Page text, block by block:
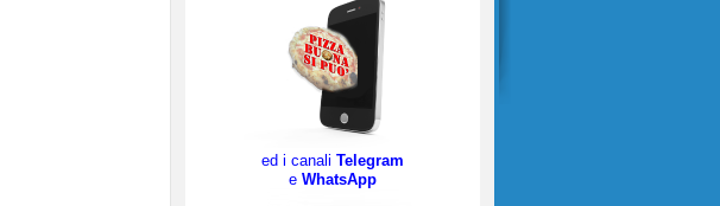
ed i canali Telegram
e WhatsApp